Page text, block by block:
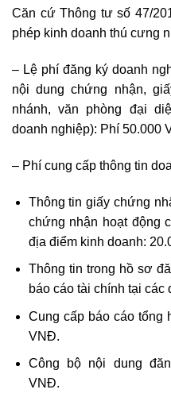
Căn cứ Thông tư số 47/
phép kinh doanh thú cưng
– Lệ phí đăng ký doanh
nội dung chứng nhận,
nhánh, văn phòng đại
doanh nghiệp): Phí 50.000
– Phí cung cấp thông tin
Thông tin giấy chứng
chứng nhận hoạt động
địa điểm kinh doanh:
Thông tin trong hồ sơ
báo cáo tài chính tại
Cung cấp báo cáo tổng
VNĐ.
Công bộ nội dung
VNĐ.